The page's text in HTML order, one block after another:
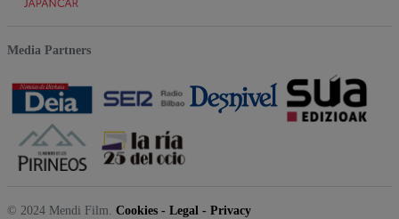
Media Partners
© 2024 Mendi Film. Cookies - Legal - Privacy